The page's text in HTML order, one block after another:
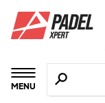
MENU
Zoeken